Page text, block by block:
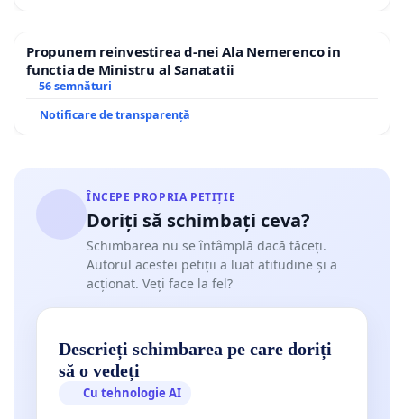
Propunem reinvestirea d-nei Ala Nemerenco in
functia de Ministru al Sanatatii
56 semnături
Notificare de transparență
ÎNCEPE PROPRIA PETIȚIE
Doriți să schimbați ceva?
Schimbarea nu se întâmplă dacă tăceți.
Autorul acestei petiții a luat atitudine și a
acționat. Veți face la fel?
Descrieți schimbarea pe care doriți
să o vedeți
Cu tehnologie AI